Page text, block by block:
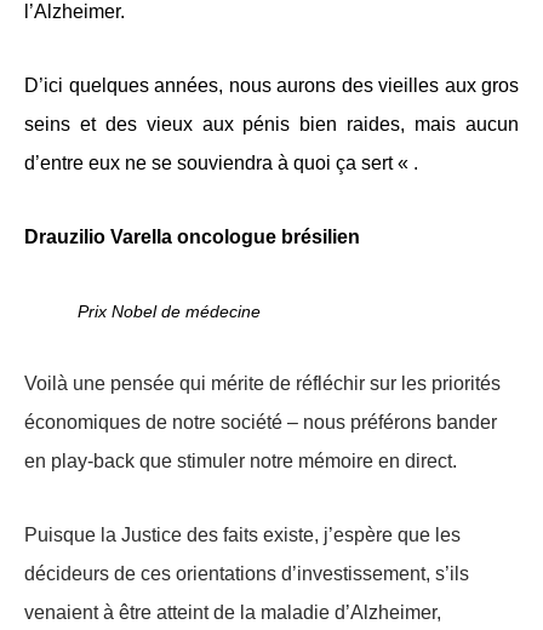
l’Alzheimer.
D’ici quelques années, nous aurons des vieilles aux gros
seins et des vieux aux pénis bien raides, mais aucun
d’entre eux ne se souviendra à quoi ça sert « .
Drauzilio Varella oncologue brésilien
Prix Nobel de médecine
Voilà une pensée qui mérite de réfléchir sur les priorités
économiques de notre société – nous préférons bander
en play-back que stimuler notre mémoire en direct.
Puisque la Justice des faits existe, j’espère que les
décideurs de ces orientations d’investissement, s’ils
venaient à être atteint de la maladie d’Alzheimer,